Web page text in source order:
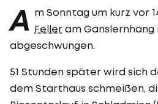
A m Sonntag um kurz vor
Feller am Ganslernhang
abgeschwungen.
51 Stunden später wird sich
dem Starthaus schmeißen,